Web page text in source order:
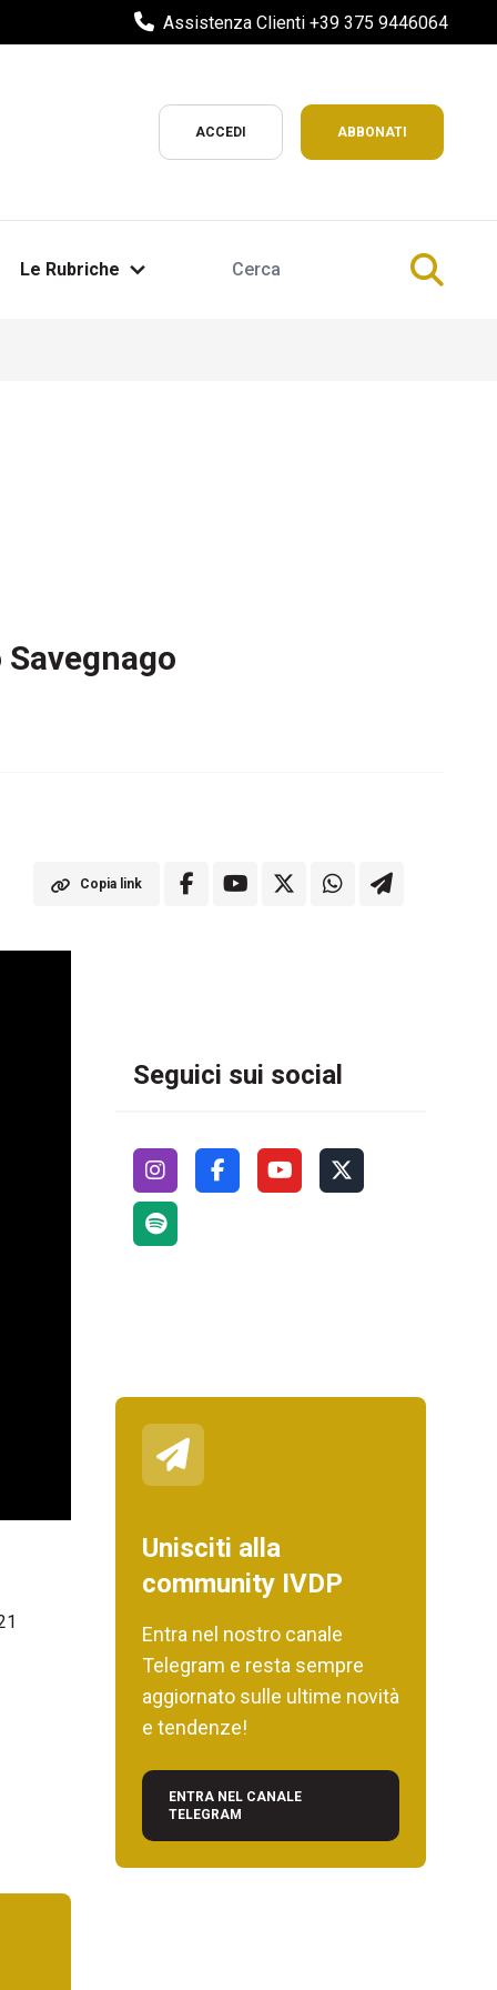
Assistenza Clienti +39 375 9446064
ACCEDI ABBONATI
Le Rubriche
Copia link
Seguici sui social
Unisciti alla
community IVDP
Entra nel nostro canale
Telegram e resta sempre
aggiornato sulle ultime novità
e tendenze!
ENTRA NEL CANALE
TELEGRAM